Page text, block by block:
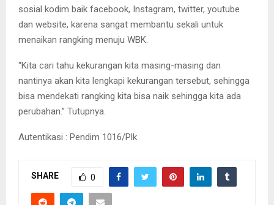
sosial kodim baik facebook, Instagram, twitter, youtube
dan website, karena sangat membantu sekali untuk
menaikan rangking menuju WBK.
“Kita cari tahu kekurangan kita masing-masing dan
nantinya akan kita lengkapi kekurangan tersebut, sehingga
bisa mendekati rangking kita bisa naik sehingga kita ada
perubahan.” Tutupnya.
Autentikasi : Pendim 1016/Plk
SHARE 0